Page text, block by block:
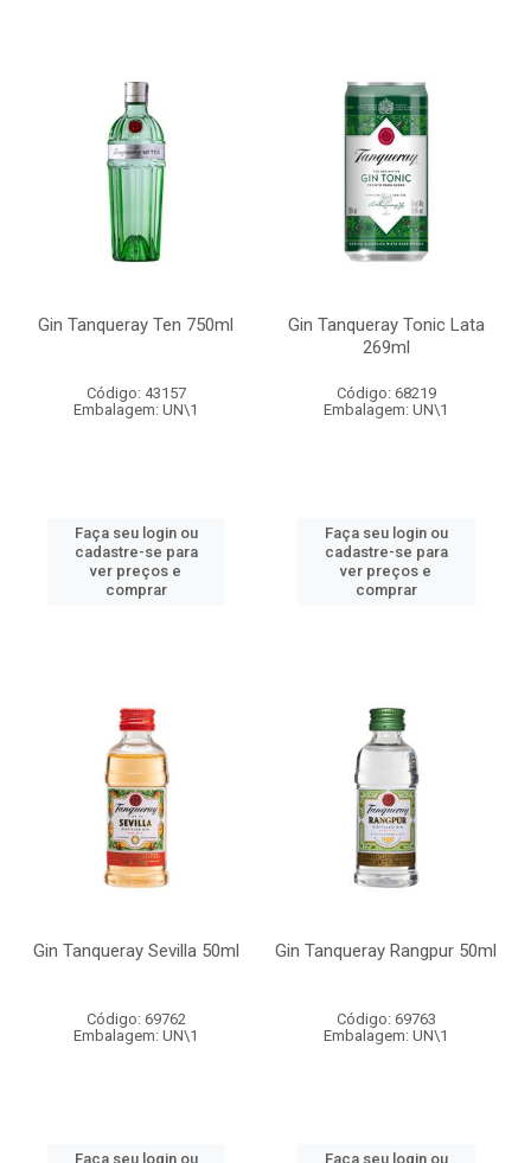
Gin Tanqueray Ten 750ml
Código: 43157
Embalagem: UN\1
Faça seu login ou
cadastre-se para
ver preços e
comprar
Gin Tanqueray Tonic Lata
269ml
Código: 68219
Embalagem: UN\1
Faça seu login ou
cadastre-se para
ver preços e
comprar
Gin Tanqueray Sevilla 50ml
Código: 69762
Embalagem: UN\1
Faça seu login ou
Gin Tanqueray Rangpur 50ml
Código: 69763
Embalagem: UN\1
Faça seu login ou